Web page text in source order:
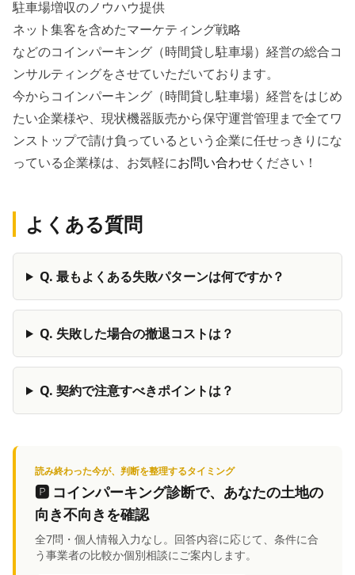
駐車場増収のノウハウ提供
ネット集客を含めたマーケティング戦略
などのコインパーキング（時間貸し駐車場）経営の総合コ
ンサルティングをさせていただいております。
今からコインパーキング（時間貸し駐車場）経営をはじめ
たい企業様や、 現状機器販売から保守運営管理まで全てワ
ンストップで請け負っているという企業に任せっきりにな
っている企業様は、お気軽にお問い合わせください！
よくある質問
Q. 最もよくある失敗パターンは何ですか？
Q. 失敗した場合の撤退コストは？
Q. 契約で注意すべきポイントは？
読み終わった今が、判断を整理するタイミング
🅿️ コインパーキング診断で、あなたの土地の
向き不向きを確認
全7問・個人情報入力なし。回答内容に応じて、条件に合
う事業者の比較か個別相談にご案内します。